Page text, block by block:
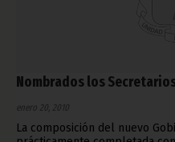
Nombrados los
enero 20, 2010
La composición del nuevo